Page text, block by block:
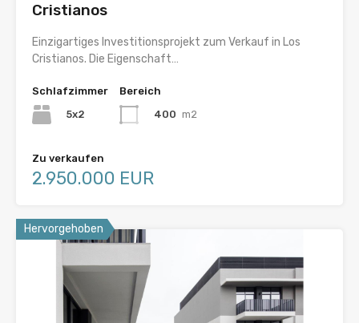
Cristianos
Einzigartiges Investitionsprojekt zum Verkauf in Los
Cristianos. Die Eigenschaft…
Schlafzimmer
5x2
Bereich
400 m2
Zu verkaufen
2.950.000 EUR
Hervorgehoben